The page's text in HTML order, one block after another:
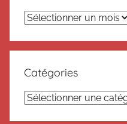
Archives
Catégories
Catégories